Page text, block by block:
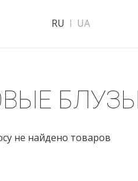
RU UA
БЛУЗЫ
не найдено товаров